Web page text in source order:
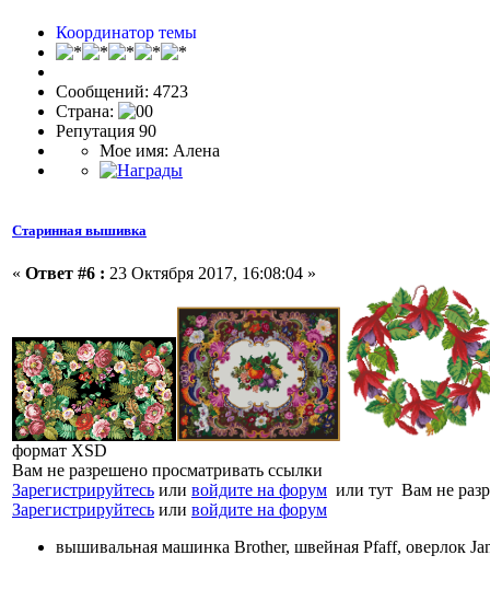
Координатор темы
Сообщений: 4723
Страна:
Репутация 90
Мое имя: Алена
Старинная вышивка
« Ответ #6 : 23 Октября 2017, 16:08:04 »
формат XSD
Вам не разрешено просматривать ссылки
Зарегистрируйтесь или войдите на форум или тут Вам не
Зарегистрируйтесь или войдите на форум
вышивальная машинка Brother, швейная Pfaff, оверлок